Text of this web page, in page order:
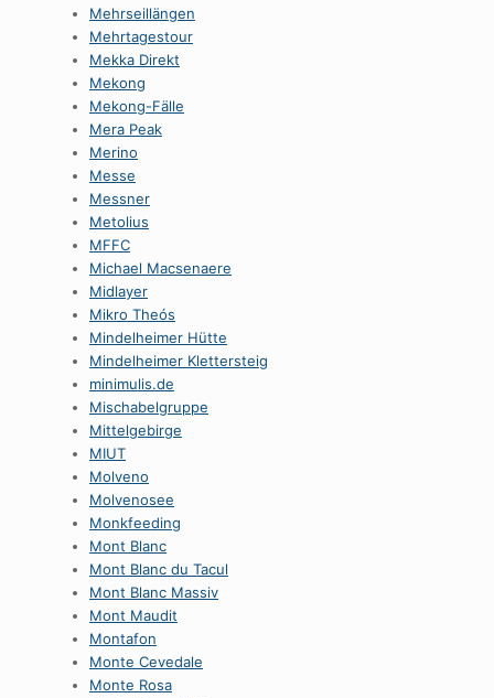
Mehrseillängen
Mehrtagestour
Mekka Direkt
Mekong
Mekong-Fälle
Mera Peak
Merino
Messe
Messner
Metolius
MFFC
Michael Macsenaere
Midlayer
Mikro Theós
Mindelheimer Hütte
Mindelheimer Klettersteig
minimulis.de
Mischabelgruppe
Mittelgebirge
MIUT
Molveno
Molvenosee
Monkfeeding
Mont Blanc
Mont Blanc du Tacul
Mont Blanc Massiv
Mont Maudit
Montafon
Monte Cevedale
Monte Rosa